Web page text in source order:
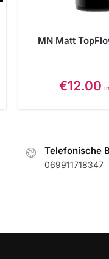
MN Matt
€12.00
Telefonische
069911718347